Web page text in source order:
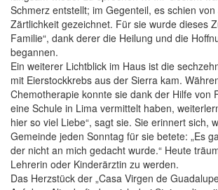
Schmerz entstellt; im Gegenteil, es schien
Zärtlichkeit gezeichnet. Für sie wurde dieses
Familie“, dank derer die Heilung und die
begannen.
Ein weiterer Lichtblick im Haus ist die
mit Eierstockkrebs aus der Sierra kam.
Chemotherapie konnte sie dank der Hilfe von
eine Schule in Lima vermittelt haben,
hier so viel Liebe“, sagt sie. Sie erinnert sich,
Gemeinde jeden Sonntag für sie betete: „Es
der nicht an mich gedacht wurde.“ Heute
Lehrerin oder Kinderärztin zu werden.
Das Herzstück der „Casa Virgen de